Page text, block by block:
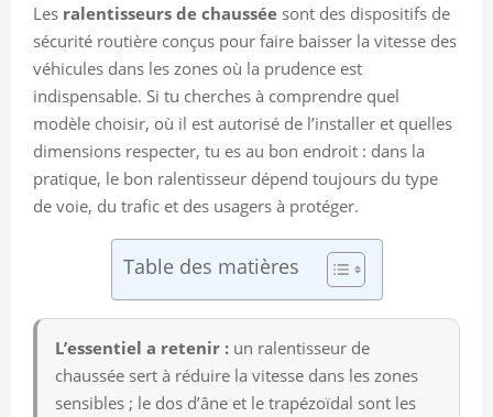
Les ralentisseurs de chaussée sont des dispositifs de
sécurité routière conçus pour faire baisser la vitesse des
véhicules dans les zones où la prudence est
indispensable. Si tu cherches à comprendre quel
modèle choisir, où il est autorisé de l’installer et quelles
dimensions respecter, tu es au bon endroit : dans la
pratique, le bon ralentisseur dépend toujours du type
de voie, du trafic et des usagers à protéger.
Table des matières
L’essentiel a retenir : un ralentisseur de
chaussée sert à réduire la vitesse dans les zones
sensibles ; le dos d’âne et le trapézoïdal sont les